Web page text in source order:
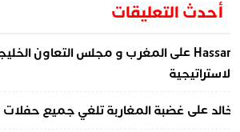
أحدث التعليقات
علىالمغرب و مجلس التعاون
علىغضبة المغاربة تلغي جميع حفلات